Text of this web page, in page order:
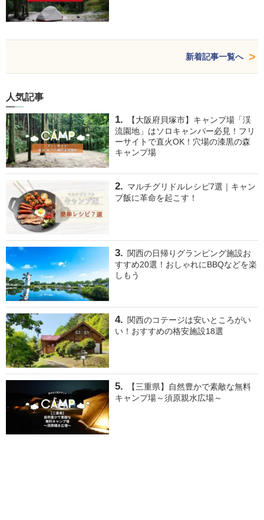
新着記事一覧へ
人気記事
【大阪府貝塚市】キャンプ場「渓
流園地」はソロキャンパー必見！フリ
ーサイトで直火OK！穴場の漆黒の森
キャンプ場
マルチグリドルレシピ7選｜キャン
プ飯に革命を起こす！
関西の日帰りグランピング施設お
すすめ20選！おしゃれにBBQなどを楽
しもう
関西のコテージは安いところがい
い！おすすめの格安施設18選
【三重県】自然豊かで素敵な無料
キャンプ場～須原親水広場～